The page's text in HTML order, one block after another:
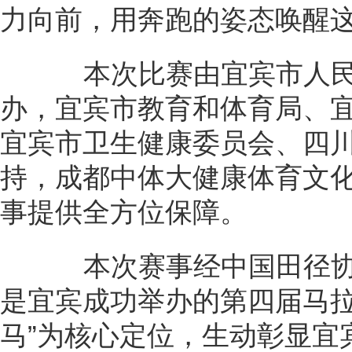
力向前，用奔跑的姿态唤醒
本次比赛由宜宾市人民
办，宜宾市教育和体育局、
宜宾市卫生健康委员会、四
持，成都中体大健康体育文
事提供全方位保障。
本次赛事经中国田径协
是宜宾成功举办的第四届马
马”为核心定位，生动彰显